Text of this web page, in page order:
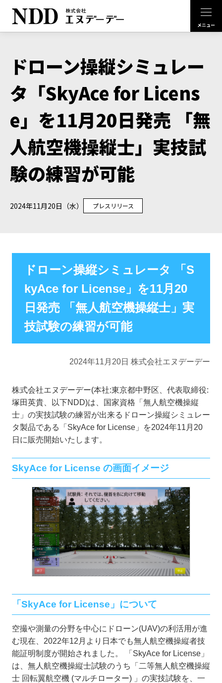
ドローン操縦シミュレー
タ「SkyAce for Licens
e」を11月20日発売 「無
人航空機操縦士」実技試
験の練習が可能
2024年11月20日（水） プレスリリース
ドローン操縦シミュレータ 「S
kyAce for License」を11月20
日発売 「無人航空機操縦士」実
技試験の練習が可能
2024年11月20日 株式会社エヌデーデー
株式会社エヌデーデー(本社:東京都中野区、代表取締役:
塚田英貴、以下NDD)は、国家資格「無人航空機操縦
士」の実技試験の練習が出来るドローン操縦シミュレー
タ製品である「SkyAce for License」を2024年11月20
日に販売開始いたします。
SkyAce for License の画面イメージ
「SkyAce for License」について
空撮や測量の分野を中心にドローン(UAV)の利活用が進
む現在、2022年12月より日本でも無人航空機操縦者技
能証明制度が開始されました。 「SkyAce for License」
は、無人航空機操縦士試験のうち「二等無人航空機操縦
士 回転翼航空機 (マルチローター) 」の実技試験を、一